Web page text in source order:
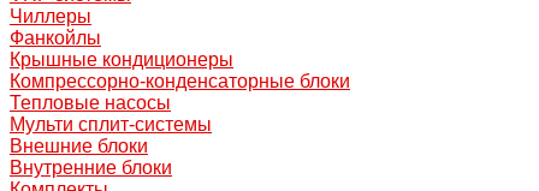
Чиллеры
Фанкойлы
Крышные кондиционеры
Компрессорно-конденсаторные блоки
Тепловые насосы
Мульти сплит-системы
Внешние блоки
Внутренние блоки